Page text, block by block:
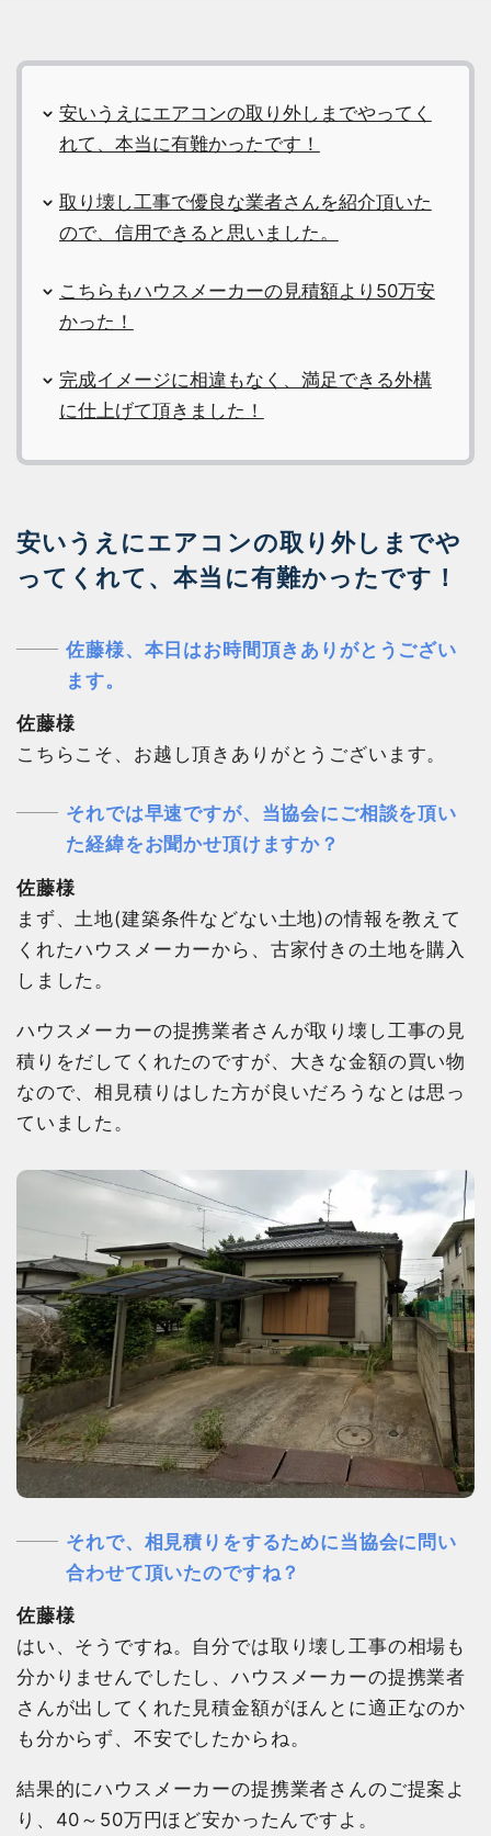
安いうえにエアコンの取り外しまでやってく
れて、本当に有難かったです！
取り壊し工事で優良な業者さんを紹介頂いた
ので、信用できると思いました。
こちらもハウスメーカーの見積額より50万安
かった！
完成イメージに相違もなく、満足できる外構
に仕上げて頂きました！
安いうえにエアコンの取り外しまでや
ってくれて、本当に有難かったです！
佐藤様、本日はお時間頂きありがとうござい
ます。
佐藤様
こちらこそ、お越し頂きありがとうございます。
それでは早速ですが、当協会にご相談を頂い
た経緯をお聞かせ頂けますか？
佐藤様
まず、土地(建築条件などない土地)の情報を教えて
くれたハウスメーカーから、古家付きの土地を購入
しました。
ハウスメーカーの提携業者さんが取り壊し工事の見
積りをだしてくれたのですが、大きな金額の買い物
なので、相見積りはした方が良いだろうなとは思っ
ていました。
それで、相見積りをするために当協会に問い
合わせて頂いたのですね？
佐藤様
はい、そうですね。自分では取り壊し工事の相場も
分かりませんでしたし、ハウスメーカーの提携業者
さんが出してくれた見積金額がほんとに適正なのか
も分からず、不安でしたからね。
結果的にハウスメーカーの提携業者さんのご提案よ
り、40～50万円ほど安かったんですよ。